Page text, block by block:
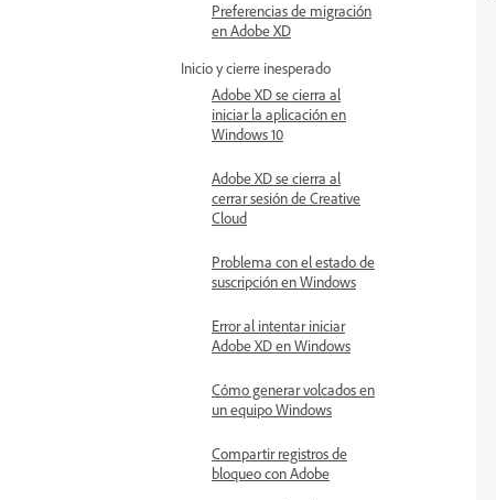
Preferencias de migración
en Adobe XD
Inicio y cierre inesperado
Adobe XD se cierra al
iniciar la aplicación en
Windows 10
Adobe XD se cierra al
cerrar sesión de Creative
Cloud
Problema con el estado de
suscripción en Windows
Error al intentar iniciar
Adobe XD en Windows
Cómo generar volcados en
un equipo Windows
Compartir registros de
bloqueo con Adobe